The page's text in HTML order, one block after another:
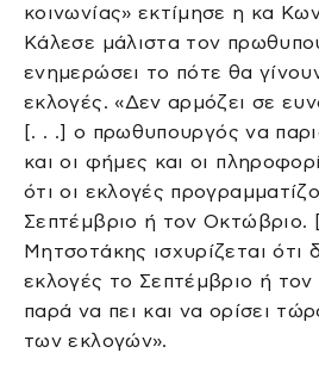
κοινωνίας» εκτίμησε η κα
Κάλεσε μάλιστα τον
ενημερώσει το πότε θα
εκλογές. «Δεν αρμόζει σε
[. . .] ο πρωθυπουργός να
και οι φήμες και οι
ότι οι εκλογές
Σεπτέμβριο ή τον Οκτώβριο.
Μητσοτάκης ισχυρίζεται ότι
εκλογές το Σεπτέμβριο ή τον
παρά να πει και να ορίσει
των εκλογών».